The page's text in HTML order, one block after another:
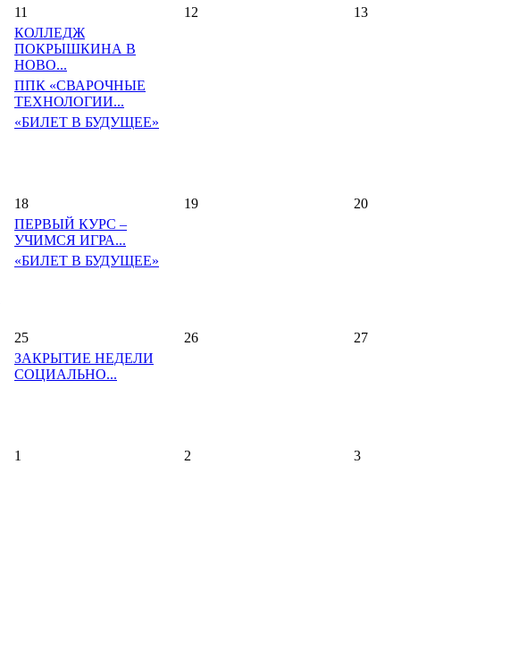
11
КОЛЛЕДЖ
ПОКРЫШКИНА В
НОВО...
ППК «СВАРОЧНЫЕ
ТЕХНОЛОГИИ...
«БИЛЕТ В БУДУЩЕЕ»
12 13
18
ПЕРВЫЙ КУРС –
УЧИМСЯ ИГРА...
«БИЛЕТ В БУДУЩЕЕ»
19 20
25
ЗАКРЫТИЕ НЕДЕЛИ
СОЦИАЛЬНО...
26 27
1 2 3